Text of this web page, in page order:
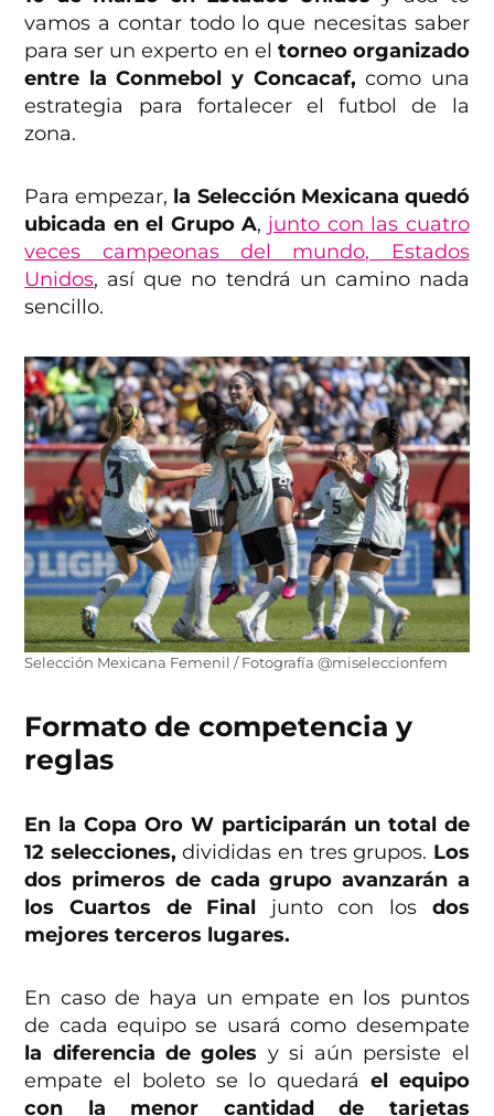
vamos a contar todo lo que necesitas saber
para ser un experto en el torneo organizado
entre la Conmebol y Concacaf, como una
estrategia para fortalecer el futbol de la
zona.
Para empezar, la Selección Mexicana quedó
ubicada en el Grupo A, junto con las cuatro
veces campeonas del mundo, Estados
Unidos, así que no tendrá un camino nada
sencillo.
Selección Mexicana Femenil / Fotografía @miseleccionfem
Formato de competencia y
reglas
En la Copa Oro W participarán un total de
12 selecciones, divididas en tres grupos. Los
dos primeros de cada grupo avanzarán a
los Cuartos de Final junto con los dos
mejores terceros lugares.
En caso de haya un empate en los puntos
de cada equipo se usará como desempate
la diferencia de goles y si aún persiste el
empate el boleto se lo quedará el equipo
con la menor cantidad de tarjetas